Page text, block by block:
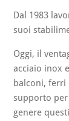
Dal 1983
suoi
Oggi, il
acciaio inox
balconi, ferri
supporto
genere